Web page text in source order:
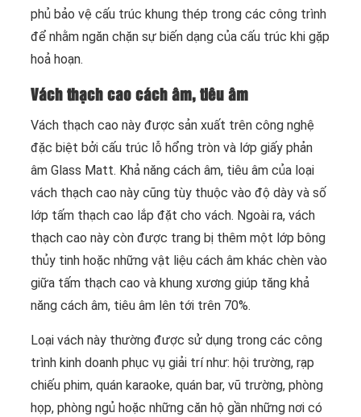
phủ bảo vệ cấu trúc khung thép trong các công trình
để nhằm ngăn chặn sự biến dạng của cấu trúc khi gặp
hoả hoạn.
Vách thạch cao cách âm, tiêu âm
Vách thạch cao này được sản xuất trên công nghệ
đặc biệt bởi cấu trúc lỗ hổng tròn và lớp giấy phản
âm Glass Matt. Khả năng cách âm, tiêu âm của loại
vách thạch cao này cũng tùy thuộc vào độ dày và số
lớp tấm thạch cao lắp đặt cho vách. Ngoài ra, vách
thạch cao này còn được trang bị thêm một lớp bông
thủy tinh hoặc những vật liệu cách âm khác chèn vào
giữa tấm thạch cao và khung xương giúp tăng khả
năng cách âm, tiêu âm lên tới trên 70%.
Loại vách này thường được sử dụng trong các công
trình kinh doanh phục vụ giải trí như: hội trường, rạp
chiếu phim, quán karaoke, quán bar, vũ trường, phòng
họp, phòng ngủ hoặc những căn hộ gần những nơi có